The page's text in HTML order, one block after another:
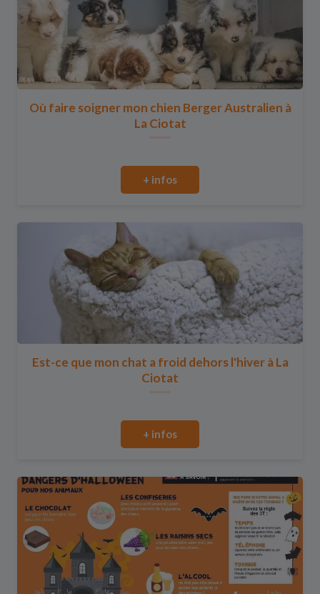
Où faire soigner mon chien Berger Australien à
La Ciotat
+ infos
Est-ce que mon chat a froid dehors l'hiver à La
Ciotat
+ infos